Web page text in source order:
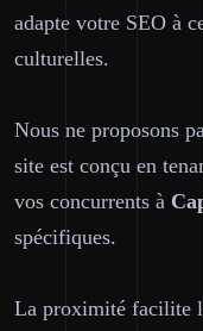
adapte votre SEO à
culturelles.
Nous ne proposons
site est conçu en
vos concurrents à
spécifiques.
La proximité facilite